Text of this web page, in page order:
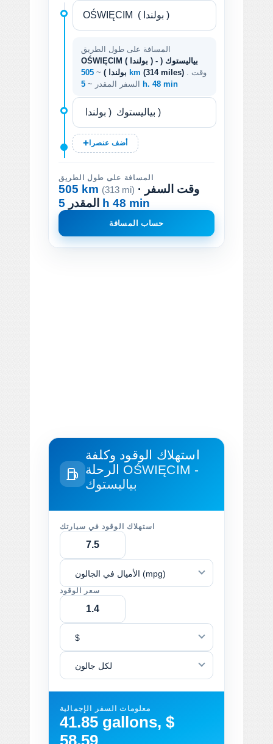
المسافة على طول الطريق
OŚWIĘCIM ( بولندا ) - بياليستوك (
بولندا ) ~ 505 km (314 miles)
السفر المقدر ~ 5 h. 48 min
أضف عنصرا
المسافة على طول الطريق
505 km (313 mi) · وقت السفر
المقدر 5 h 48 min
حساب المسافة
استهلاك الوقود وكلفة
OŚWIĘCIM -
بياليستوك
استهلاك الوقود في سيارتك
الأميال في الجالون (mpg)
سعر الوقود
$
لكل جالون
معلومات السفر الإجمالية
41.85 gallons, $
58.59